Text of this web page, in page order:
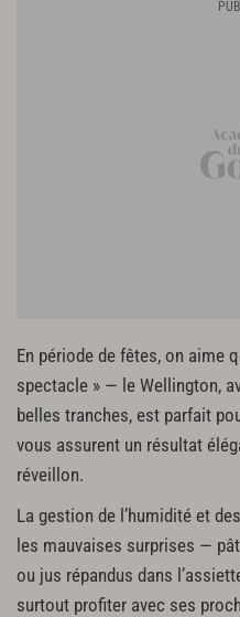
En période de fêtes, on aime
spectacle » — le Wellington,
belles tranches, est parfait
vous assurent un résultat
réveillon.
La gestion de l’humidité et
les mauvaises surprises —
ou jus répandus dans
surtout profiter avec ses